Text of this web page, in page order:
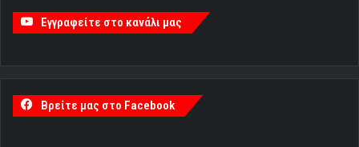
Εγγραφείτε στο κανάλι μας
Βρείτε μας στο Facebook